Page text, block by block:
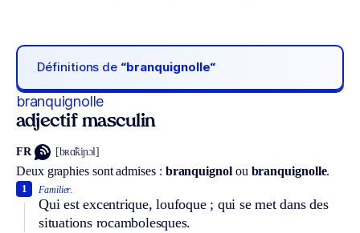
Définitions de “branquignolle“
branquignolle
adjectif masculin
FR [bʀɑ̃kiɲɔl]
Deux graphies sont admises : branquignolou branquignolle.
Familier.
Qui est excentrique, loufoque ; qui se met dans des
situations rocambolesques.
1